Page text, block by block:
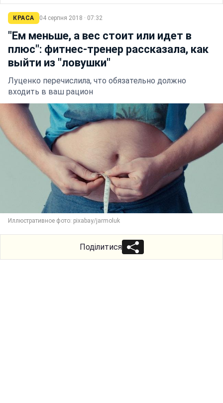
КРАСА 04 серпня 2018 · 07:32
"Ем меньше, а вес стоит или идет в
плюс": фитнес-тренер рассказала, как
выйти из "ловушки"
Луценко перечислила, что обязательно должно
входить в ваш рацион
Иллюстративное фото: pixabay/jarmoluk
Поділитися